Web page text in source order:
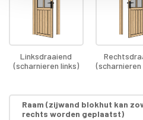
Linksdraaiend
(scharnieren links)
Raam (zijwand blokhut kan
rechts worden geplaatst)